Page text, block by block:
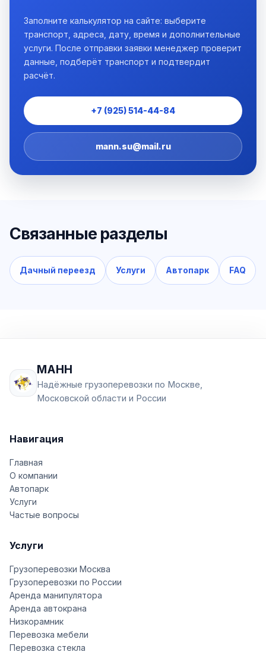
Заполните калькулятор на сайте: выберите
транспорт, адреса, дату, время и дополнительные
услуги. После отправки заявки менеджер проверит
данные, подберёт транспорт и подтвердит
расчёт.
+7 (925) 514-44-84
mann.su@mail.ru
Связанные разделы
Дачный переезд Услуги Автопарк FAQ
МАНН
Надёжные грузоперевозки по Москве,
Московской области и России
Навигация
Главная
О компании
Автопарк
Услуги
Частые вопросы
Услуги
Грузоперевозки Москва
Грузоперевозки по России
Аренда манипулятора
Аренда автокрана
Низкорамник
Перевозка мебели
Перевозка стекла